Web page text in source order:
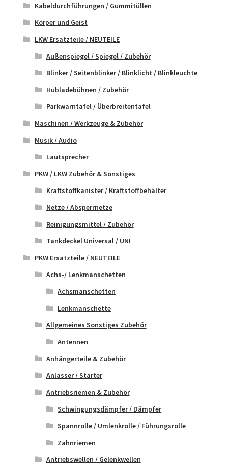
Kabeldurchführungen / Gummitüllen
Körper und Geist
LKW Ersatzteile / NEUTEILE
Außenspiegel / Spiegel / Zubehör
Blinker / Seitenblinker / Blinklicht / Blinkleuchte
Hubladebühnen / Zubehör
Parkwarntafel / Überbreitentafel
Maschinen / Werkzeuge & Zubehör
Musik / Audio
Lautsprecher
PKW / LKW Zubehör & Sonstiges
Kraftstoffkanister / Kraftstoffbehälter
Netze / Absperrnetze
Reinigungsmittel / Zubehör
Tankdeckel Universal / UNI
PKW Ersatzteile / NEUTEILE
Achs-/ Lenkmanschetten
Achsmanschetten
Lenkmanschette
Allgemeines Sonstiges Zubehör
Antennen
Anhängerteile & Zubehör
Anlasser / Starter
Antriebsriemen & Zubehör
Schwingungsdämpfer / Dämpfer
Spannrolle / Umlenkrolle / Führungsrolle
Zahnriemen
Antriebswellen / Gelenkwellen